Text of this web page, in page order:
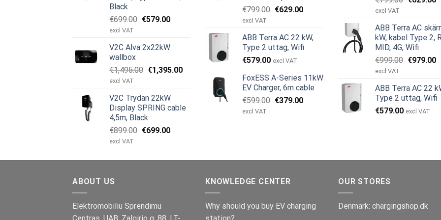
Black
€699.00 Det
var:
€579.00Det
är:
excl VAT
V2C Alva 2x22kW
wallbox
€1,495.00 Det
var:
€1,495.00.
€1,395.00Det
nuvarande
€1,395.00.
excl VAT
V2C Trydan 22kW
Display SPRING cable
4,5m, Black
€899.00 Det
var:
€699.00Det
är:
excl VAT
€799.00 Det
var:
€799.00.
€629.00Det
är:
€629.00.
excl VAT
ABB Terra AC 22 kW,
Type 2 uttag, Wifi
€579.00 excl VAT
FoxESS A-Series 11kW
EV Charger, 6m cable
€599.00 Det
€379.00Det
excl VAT
var:
€799.00.
excl VAT
ABB Terra AC
kW, kabel Type 2,
MID, 4G, Wifi
€999.00 Det
var:
€999.00.
€979.00
excl VAT
ABB Terra AC 22
Type 2 uttag, Wifi
€579.00 excl VAT
ABOUT US
Elektromobiliu Sprendimu
Centras, UAB, Zalgirio g. 88, LT-
KNOWLEDGE CENTER
Why should you buy EV charging
station?
OUR STORES
Denmark: chargingshop.dk